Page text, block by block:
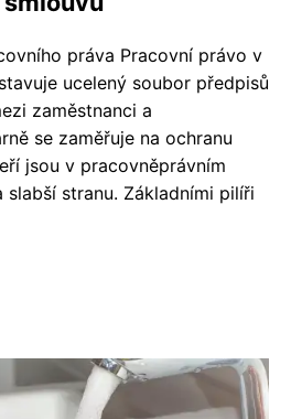
práva Pracovní právo v
ucelený soubor předpisů
zaměstnanci a
se zaměřuje na ochranu
jsou v pracovněprávním
stranu. Základními pilíři